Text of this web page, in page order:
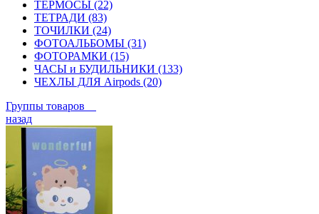
ТЕРМОСЫ (22)
ТЕТРАДИ (83)
ТОЧИЛКИ (24)
ФОТОАЛЬБОМЫ (31)
ФОТОРАМКИ (15)
ЧАСЫ и БУДИЛЬНИКИ (133)
ЧЕХЛЫ ДЛЯ Airpods (20)
Группы товаров
назад